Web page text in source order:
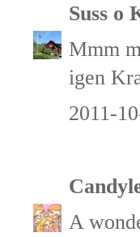
Suss o
Mmm
igen
2011-
A